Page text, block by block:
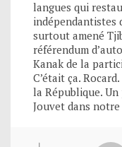
langues qui
indépendantistes
surtout amené
référendum
Kanak de la
C’était ça.
la République. Un
Jouvet dans